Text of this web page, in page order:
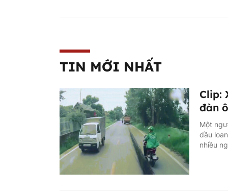
TIN MỚI NHẤT
Clip:
đàn
Một
dầu
nhiều